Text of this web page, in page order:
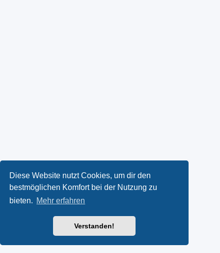
Diese Website nutzt Cookies, um dir den
bestmöglichen Komfort bei der Nutzung zu
bieten. Mehr erfahren
Verstanden!